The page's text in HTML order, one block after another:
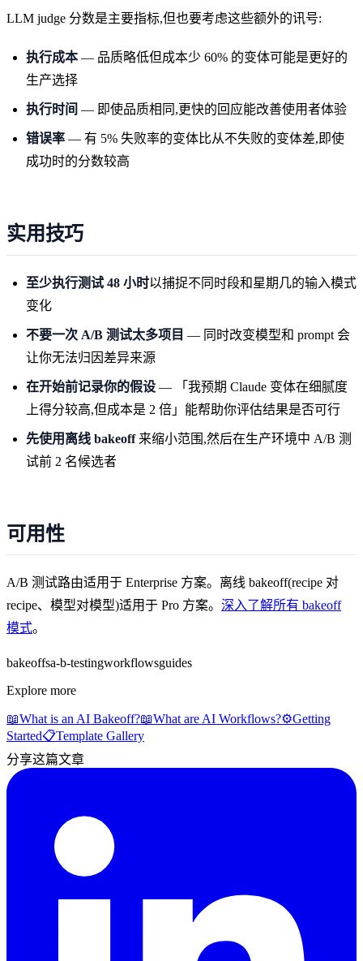
LLM judge 分数是主要指标,但也要考虑这些额外的讯号:
执行成本— 品质略低但成本少 60% 的变体可能是更好的
生产选择
执行时间 — 即使品质相同,更快的回应能改善使用者体验
错误率 — 有 5% 失败率的变体比从不失败的变体差,即使
成功时的分数较高
实用技巧
至少执行测试 48 小时以捕捉不同时段和星期几的输入模式
变化
不要一次 A/B 测试太多项目 — 同时改变模型和 prompt 会
让你无法归因差异来源
在开始前记录你的假设 — 「我预期 Claude 变体在细腻度
上得分较高,但成本是 2 倍」能帮助你评估结果是否可行
先使用离线 bakeoff来缩小范围,然后在生产环境中 A/B 测
试前 2 名候选者
可用性
A/B 测试路由适用于 Enterprise 方案。离线 bakeoff(recipe 对
recipe、模型对模型)适用于 Pro 方案。 深入了解所有 bakeoff
模式。
bakeoffsa-b-testingworkflowsguides
Explore more
📖What is an AI Bakeoff?📖What are AI Workflows?⚙️Getting
Started📋Template Gallery
分享这篇文章